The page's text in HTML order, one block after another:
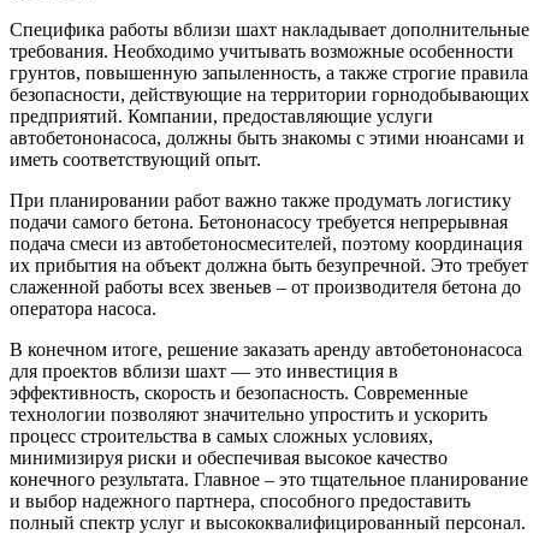
Специфика работы вблизи шахт накладывает дополнительные
требования. Необходимо учитывать возможные особенности
грунтов, повышенную запыленность, а также строгие правила
безопасности, действующие на территории горнодобывающих
предприятий. Компании, предоставляющие услуги
автобетононасоса, должны быть знакомы с этими нюансами и
иметь соответствующий опыт.
При планировании работ важно также продумать логистику
подачи самого бетона. Бетононасосу требуется непрерывная
подача смеси из автобетоносмесителей, поэтому координация
их прибытия на объект должна быть безупречной. Это требует
слаженной работы всех звеньев – от производителя бетона до
оператора насоса.
В конечном итоге, решение заказать аренду автобетононасоса
для проектов вблизи шахт — это инвестиция в
эффективность, скорость и безопасность. Современные
технологии позволяют значительно упростить и ускорить
процесс строительства в самых сложных условиях,
минимизируя риски и обеспечивая высокое качество
конечного результата. Главное – это тщательное планирование
и выбор надежного партнера, способного предоставить
полный спектр услуг и высококвалифицированный персонал.